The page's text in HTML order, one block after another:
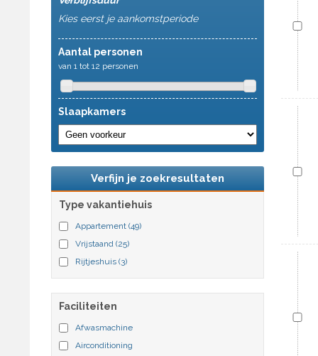
Kies eerst je aankomstperiode
Aantal personen
van 1 tot 12 personen
Slaapkamers
Verfijn je zoekresultaten
Type vakantiehuis
Appartement (49)
Vrijstaand (25)
Rijtjeshuis (3)
Faciliteiten
Afwasmachine
Airconditioning